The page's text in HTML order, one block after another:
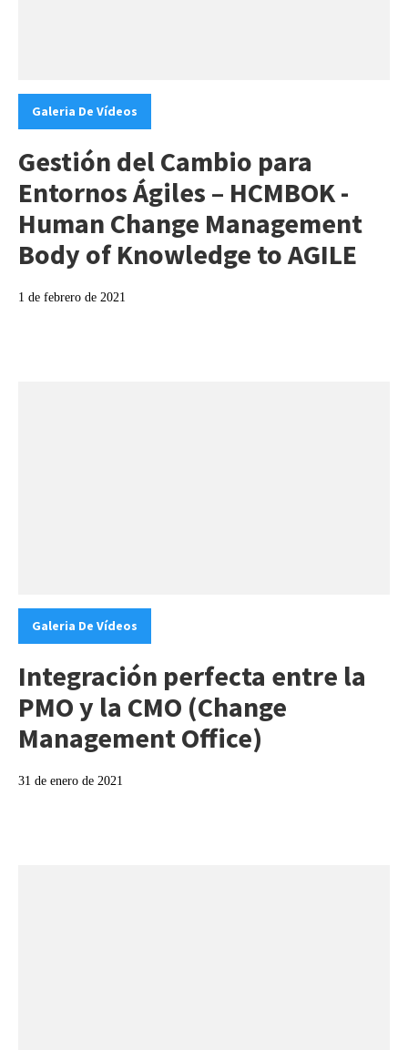
Categories:
Galeria De Vídeos
Gestión del Cambio para
Entornos Ágiles – HCMBOK -
Human Change Management
Body of Knowledge to AGILE
1 de febrero de 2021
Categories:
Galeria De Vídeos
Integración perfecta entre la
PMO y la CMO (Change
Management Office)
31 de enero de 2021